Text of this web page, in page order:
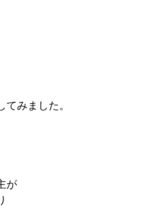
みました。
が